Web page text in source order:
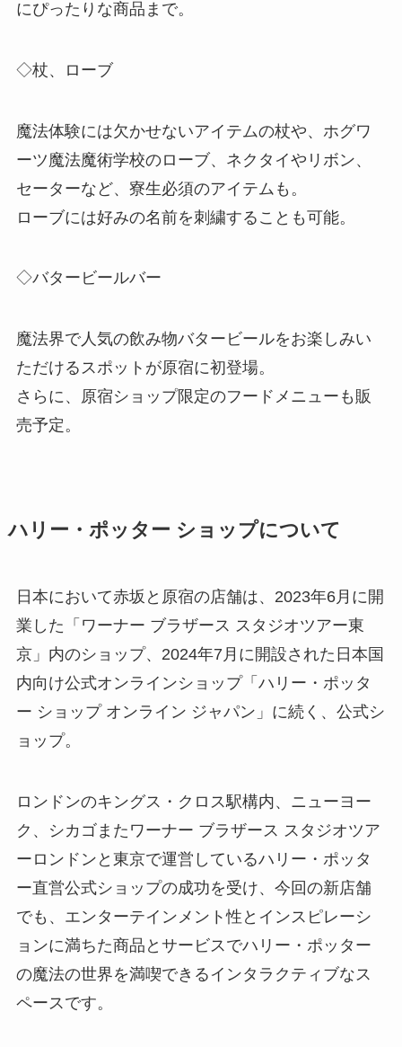
にぴったりな商品まで。
◇杖、ローブ
魔法体験には欠かせないアイテムの杖や、ホグワ
ーツ魔法魔術学校のローブ、ネクタイやリボン、
セーターなど、寮生必須のアイテムも。
ローブには好みの名前を刺繍することも可能。
◇バタービールバー
魔法界で人気の飲み物バタービールをお楽しみい
ただけるスポットが原宿に初登場。
さらに、原宿ショップ限定のフードメニューも販
売予定。
ハリー・ポッター ショップについて
日本において赤坂と原宿の店舗は、2023年6月に開
業した「ワーナー ブラザース スタジオツアー東
京」内のショップ、2024年7月に開設された日本国
内向け公式オンラインショップ「ハリー・ポッタ
ー ショップ オンライン ジャパン」に続く、公式シ
ョップ。
ロンドンのキングス・クロス駅構内、ニューヨー
ク、シカゴまたワーナー ブラザース スタジオツア
ーロンドンと東京で運営しているハリー・ポッタ
ー直営公式ショップの成功を受け、今回の新店舗
でも、エンターテインメント性とインスピレーシ
ョンに満ちた商品とサービスでハリー・ポッター
の魔法の世界を満喫できるインタラクティブなス
ペースです。